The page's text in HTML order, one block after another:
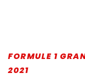
FORMULE 1
2021